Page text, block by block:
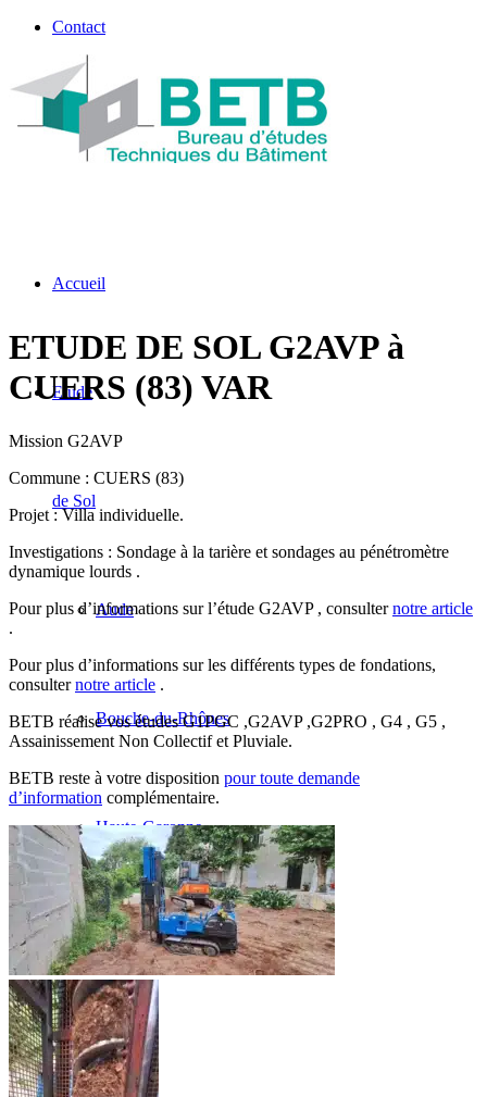
Contact
Accueil
Etude
de Sol
Aude
Bouche-du-Rhônes
Haute-Garonne
Var
Assainissement
ETUDE DE SOL G2AVP à
CUERS (83) VAR
Mission G2AVP
Commune : CUERS (83)
Projet : Villa individuelle.
Investigations : Sondage à la tarière et sondages au pénétromètre
dynamique lourds .
Pour plus d’informations sur l’étude G2AVP , consulternotre article
.
Pour plus d’informations sur les différents types de fondations,
consulternotre article .
BETB réalise vos études G1PGC ,G2AVP ,G2PRO , G4 , G5 ,
Assainissement Non Collectif et Pluviale.
BETB reste à votre disposition pour toute demande
d’information complémentaire.